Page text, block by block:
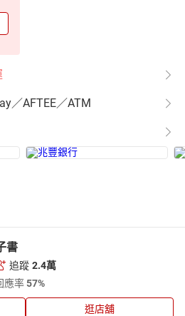
／AFTEE／ATM
書
追蹤 2.4萬
應率57%
逛店舖